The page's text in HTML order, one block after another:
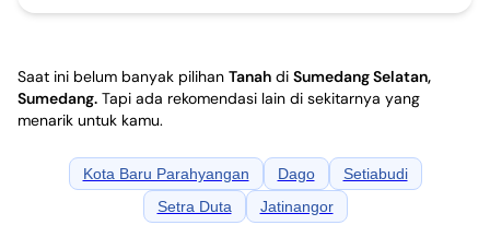
Saat ini belum banyak pilihan Tanah di Sumedang Selatan,
Sumedang. Tapi ada rekomendasi lain di sekitarnya yang
menarik untuk kamu.
Kota Baru Parahyangan Dago
Setiabudi
Setra Duta
Jatinangor